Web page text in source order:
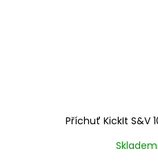
Příchuť KickIt S&V
Skladem